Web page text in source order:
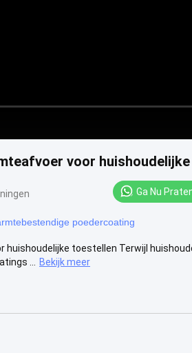
voor huishoudelijke
Ga Nu
poedercoating
toestellen Terwijl
...
Bekijk meer